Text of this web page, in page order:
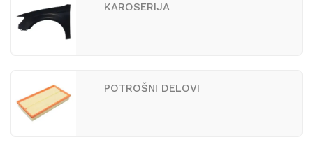
KAROSERIJA
POTROŠNI DELOVI